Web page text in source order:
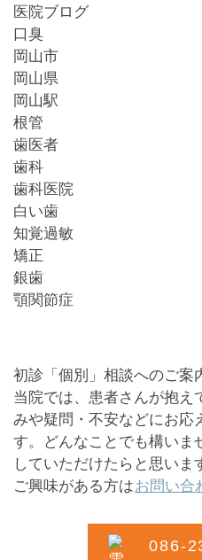
医院ブログ
口臭
岡山市
岡山県
岡山駅
根管
歯医者
歯科
歯科医院
白い歯
知覚過敏
矯正
銀歯
顎関節症
初診「個別」相談へのご案
当院では、患者さんが抱え
みや疑問・不安などにお応
す。どんなことでも構いま
していただけたらと思いま
ご興味がある方はお問い合
086-